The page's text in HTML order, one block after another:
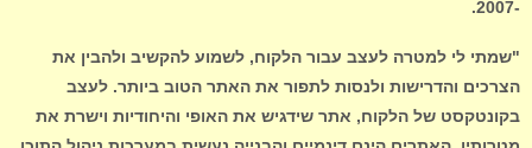
-2007.
"שמתי לי למטרה לעצב עבור הלקוח, לשמוע להקשיב ולהבין את
הצרכים והדרישות ולנסות לתפור את האתר הטוב ביותר. לעצב
בקונטקסט של הלקוח, אתר שידגיש את האופי והיחודיות וישרת את